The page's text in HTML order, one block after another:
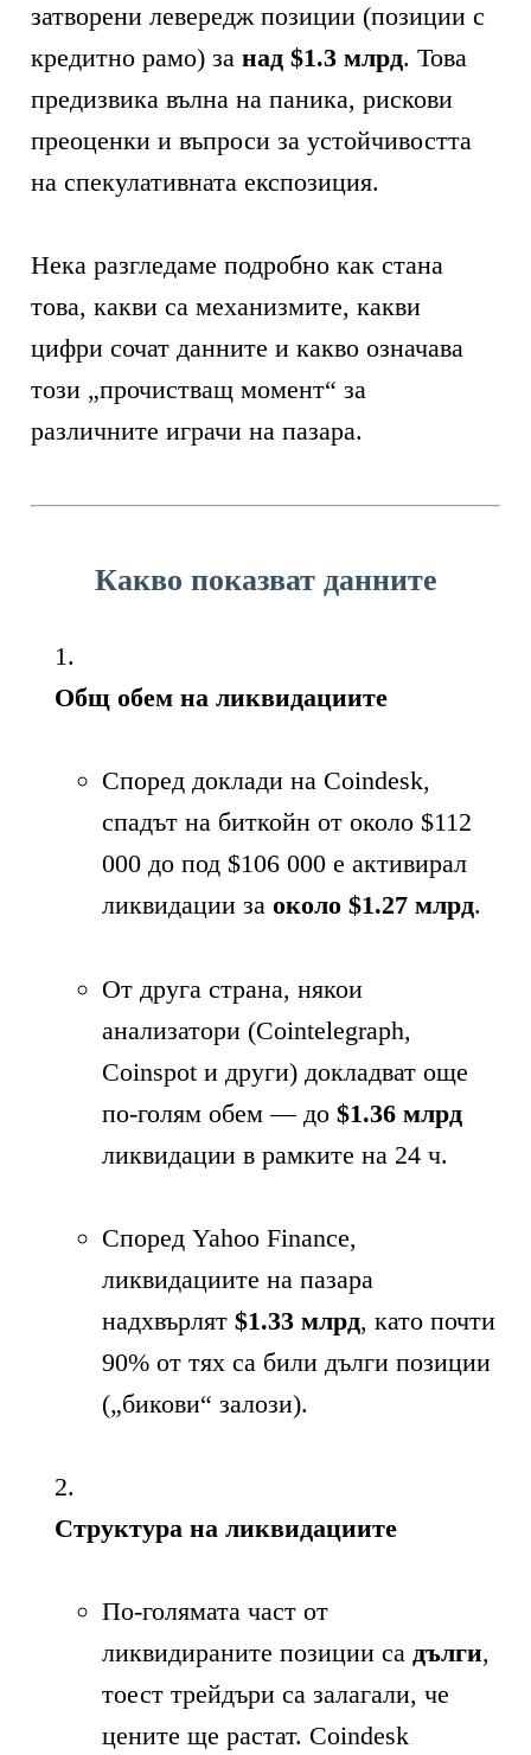
затворени левередж позиции (позиции с
кредитно рамо) занад $1.3 млрд. Това
предизвика вълна на паника, рискови
преоценки и въпроси за устойчивостта
на спекулативната експозиция.
Нека разгледаме подробно как стана
това, какви са механизмите, какви
цифри сочат данните и какво означава
този „прочистващ момент“ за
различните играчи на пазара.
Какво показват данните
Общ обем на ликвидациите
Според доклади на Coindesk,
спадът на биткойн от около $112
000 до под $106 000 е активирал
ликвидации заоколо $1.27 млрд.
От друга страна, някои
анализатори (Cointelegraph,
Coinspot и други) докладват още
по-голям обем — до$1.36 млрд
ликвидации в рамките на 24 ч.
Според Yahoo Finance,
ликвидациите на пазара
надхвърлят$1.33 млрд, като почти
90% от тях са били дълги позиции
(„бикови“ залози).
Структура на ликвидациите
По-голямата част от
ликвидираните позиции садълги,
тоест трейдъри са залагали, че
цените ще растат. Coindesk